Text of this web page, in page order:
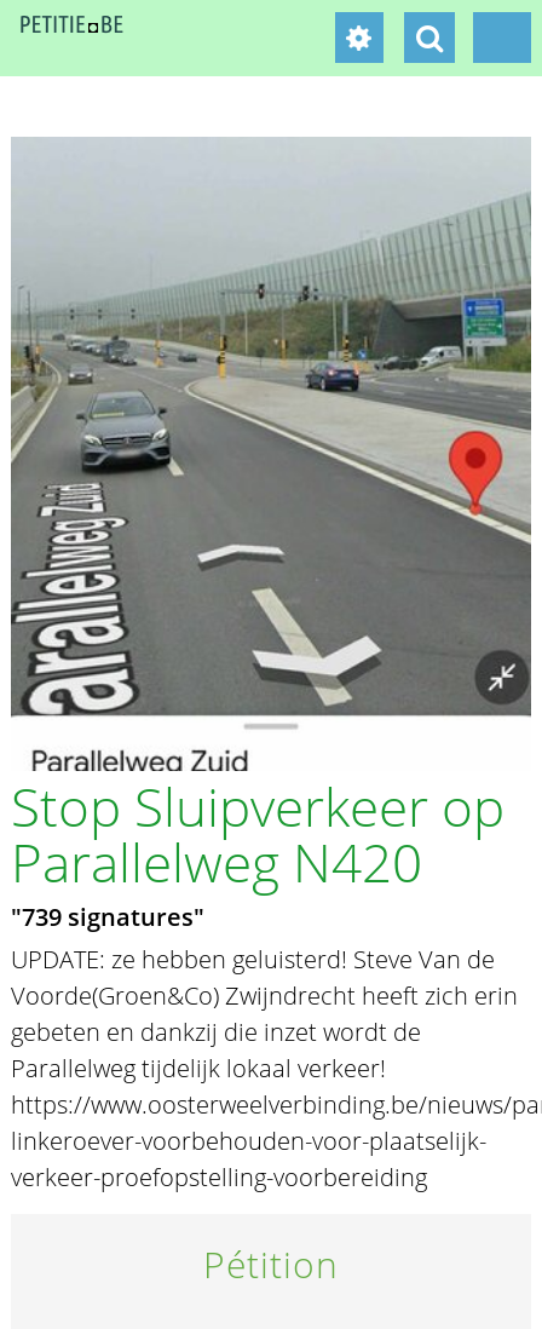
Stop Sluipverkeer op
Parallelweg N420
"739 signatures"
UPDATE: ze hebben geluisterd! Steve Van de
Voorde(Groen&Co) Zwijndrecht heeft zich erin
gebeten en dankzij die inzet wordt de
Parallelweg tijdelijk lokaal verkeer!
https://www.oosterweelverbinding.be/nieuws/
linkeroever-voorbehouden-voor-plaatselijk-
verkeer-proefopstelling-voorbereiding
Pétition